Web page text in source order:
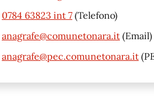
0784 63823 int 7 (Telefono)
anagrafe@comunetonara.it (Email)
anagrafe@pec.comunetonara.it